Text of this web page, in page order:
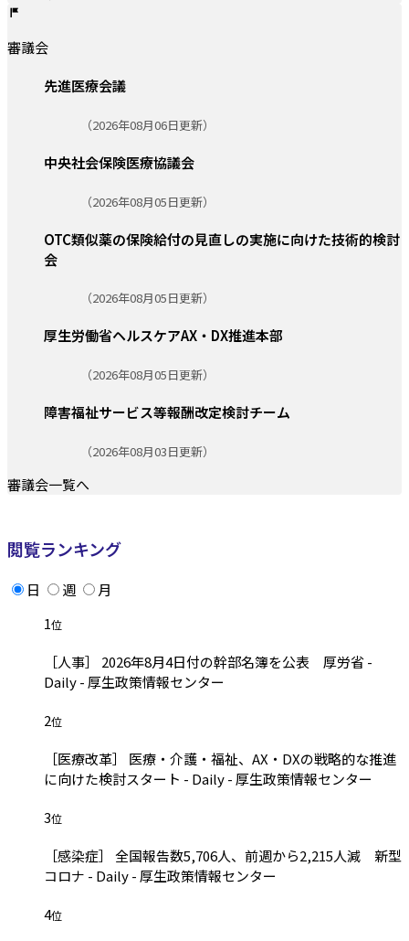
審議会
先進医療会議
（2026年08月06日更新）
中央社会保険医療協議会
（2026年08月05日更新）
OTC類似薬の保険給付の見直しの実施に向けた技術的検討
会
（2026年08月05日更新）
厚生労働省ヘルスケアAX・DX推進本部
（2026年08月05日更新）
障害福祉サービス等報酬改定検討チーム
（2026年08月03日更新）
審議会一覧へ
閲覧ランキング
日 週
月
1位
［人事］ 2026年8月4日付の幹部名簿を公表 厚労省 -
Daily - 厚生政策情報センター
2位
［医療改革］ 医療・介護・福祉、AX・DXの戦略的な推進
に向けた検討スタート - Daily - 厚生政策情報センター
3位
［感染症］ 全国報告数5,706人、前週から2,215人減 新型
コロナ - Daily - 厚生政策情報センター
4位